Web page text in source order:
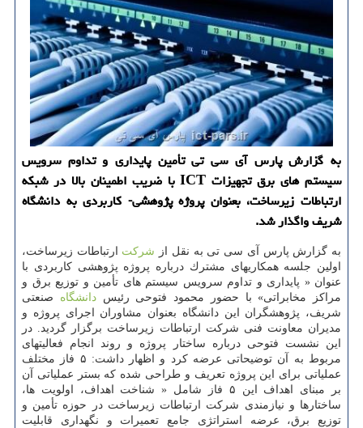
به گزارش پارس آی سی تی تأمین پایداری و تداوم سرویس
سیستم های برق تجهیزات ICT با ضریب اطمینان بالا در شبكه
ارتباطات زیرساخت، بعنوان پروژه پژوهشی- كاربردی به دانشگاه
شریف واگذار شد.
به گزارش پارس آی سی تی به نقل از شركت ارتباطات زیرساخت،
اولین جلسه همكاریهای مشترك درباره پروژه پژوهشی كاربردی با
عنوان « پایداری و تداوم سرویس سیستم های تأمین و توزیع برق و
مراكز مخابراتی» با حضور محمود فتوحی رئیسدانشگاه صنعتی
شریف، پژوهشگران این دانشگاه بعنوان مشاوران اجرای پروژه و
مدیران معاونت فنی شركت ارتباطات زیرساخت برگزار گردید. در
این نشست فتوحی درباره ساختار پروژه و روند انجام فعالیتهای
مربوط به آن توضیحاتی عرضه كرد و اظهار داشت: ۵ فاز مختلف
عملیاتی برای این پروژه تعریف و طراحی شده كه بستر عملیاتی آن
بر مبنای اهداف این ۵ فاز شامل « شناخت اهداف، اولویت ها،
ساختارها و نیازمندی شركت ارتباطات زیرساخت در حوزه تأمین و
توزیع برق، عرضه استراتژی جامع تعمیرات و نگهداری قابلیت